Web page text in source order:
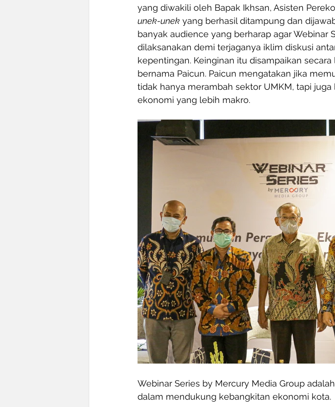
yang diwakili oleh Bapak Ikhsan, Asisten
unek-unek yang berhasil ditampung dan
banyak audience yang berharap agar Webinar
dilaksanakan demi terjaganya iklim diskusi
kepentingan. Keinginan itu disampaikan
bernama Paicun. Paicun mengatakan jika
tidak hanya merambah sektor UMKM, tapi
ekonomi yang lebih makro.
Webinar Series by Mercury Media Group
dalam mendukung kebangkitan ekonomi kota.